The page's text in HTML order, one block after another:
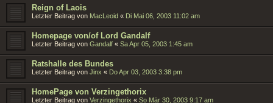
Reign of Laois
Letzter Beitrag von MacLeoid « Di Mai 06, 2003 11:02 am
Homepage von/of Lord Gandalf
Letzter Beitrag von Gandalf « Sa Apr 05, 2003 1:45 am
Ratshalle des Bundes
Letzter Beitrag von Jinx « Do Apr 03, 2003 3:38 pm
HomePage von Verzingethorix
Letzter Beitrag von Verzingethorix « So Mär 30, 2003 9:17 am